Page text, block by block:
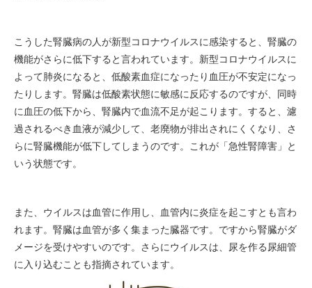
こうした腎臓病の人が新型コロナウイルスに感染すると、腎臓の
機能がさらに低下すると言われています。新型コロナウイルスに
よって肺炎になると、低酸素血症になったり血圧が不安定になっ
たりします。腎臓は低酸素状態に敏感に反応するのですが、同時
に血圧の低下から、腎臓内で血流不足が起こります。すると、濾
過されるべき血液が減少して、老廃物が排出されにくくなり、さ
らに腎臓機能が低下してしまうのです。これが「急性腎障害」と
いう状態です。
また、ウイルスは血管に作用し、血管内に炎症を起こすとも言わ
れます。腎臓は血管が多く集まった臓器です。ですから腎臓がダ
メージを受けやすいのです。さらにウイルスは、尿を作る尿細管
に入り込むことも指摘されています。